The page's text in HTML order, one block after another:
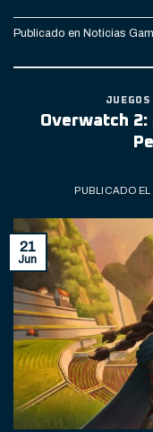
Publicado en Noticias
JUEGOS
Overwatch 2:
PUBLICADO EL
21
Jun